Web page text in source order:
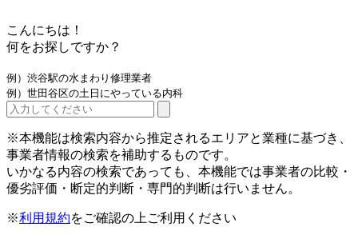
こんにちは！
何をお探しですか？
例）渋谷駅の水まわり修理業者
例）世田谷区の土日にやっている内科
※本機能は検索内容から推定されるエリアと業種に基づき、
事業者情報の検索を補助するものです。
いかなる内容の検索であっても、本機能では事業者の比較・
優劣評価・断定的判断・専門的判断は行いません。
※利用規約をご確認の上ご利用ください